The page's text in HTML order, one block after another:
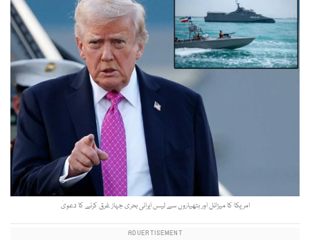
امریکا کا میزائل اور ہتھیاروں سے لیس ایرانی بحری جہاز غرق کرنے کا دعویٰ